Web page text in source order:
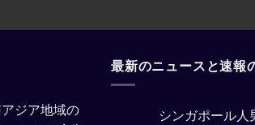
ジア地域の
最新のニュースと速報
シンガポール人